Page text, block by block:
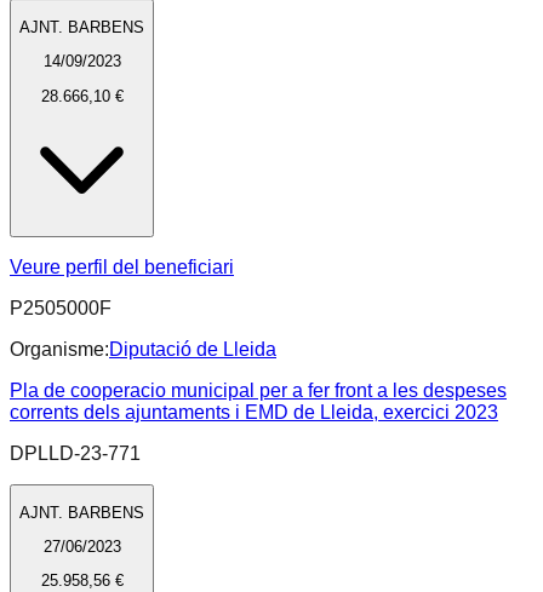
AJNT. BARBENS
14/09/2023
28.666,10 €
Veure perfil del beneficiari
P2505000F
Organisme:Diputació de Lleida
Pla de cooperacio municipal per a fer front a les despeses
corrents dels ajuntaments i EMD de Lleida, exercici 2023
DPLLD-23-771
AJNT. BARBENS
27/06/2023
25.958,56 €